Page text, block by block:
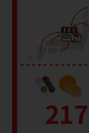
217